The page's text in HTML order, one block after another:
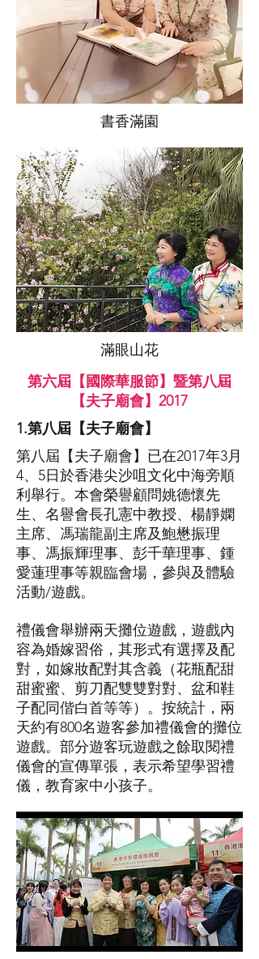
書香滿園
滿眼山花
第六屆【國際華服節】暨第八屆
【夫子廟會】2017
1.第八屆【夫子廟會】
第八屆【夫子廟會】已在2017年3月
4、5日於香港尖沙咀文化中海旁順
利舉行。本會榮譽顧問姚德懷先
生、名譽會長孔憲中教授、楊靜嫻
主席、馮瑞龍副主席及鮑懋振理
事、馮振輝理事、彭千華理事、鍾
愛蓮理事等親臨會場，參與及體驗
活動/遊戲。
禮儀會舉辦兩天攤位遊戲，遊戲內
容為婚嫁習俗，其形式有選擇及配
對，如嫁妝配對其含義（花瓶配甜
甜蜜蜜、剪刀配雙雙對對、盆和鞋
子配同偕白首等等）。按統計，兩
天約有800名遊客參加禮儀會的攤位
遊戲。部分遊客玩遊戲之餘取閱禮
儀會的宣傳單張，表示希望學習禮
儀，教育家中小孩子。